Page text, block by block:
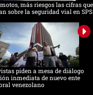
más riesgos las cifras que
sobre la seguridad vial en SPS
piden a mesa de diálogo
inmediata de nuevo ente
venezolano